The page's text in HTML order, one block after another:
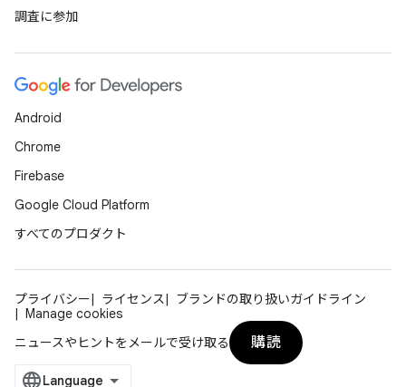
調査に参加
Android
Chrome
Firebase
Google Cloud Platform
すべてのプロダクト
プライバシー ライセンス
ブランドの取り扱いガイドライン
Manage cookies
ニュースやヒントをメールで受け取る
購読